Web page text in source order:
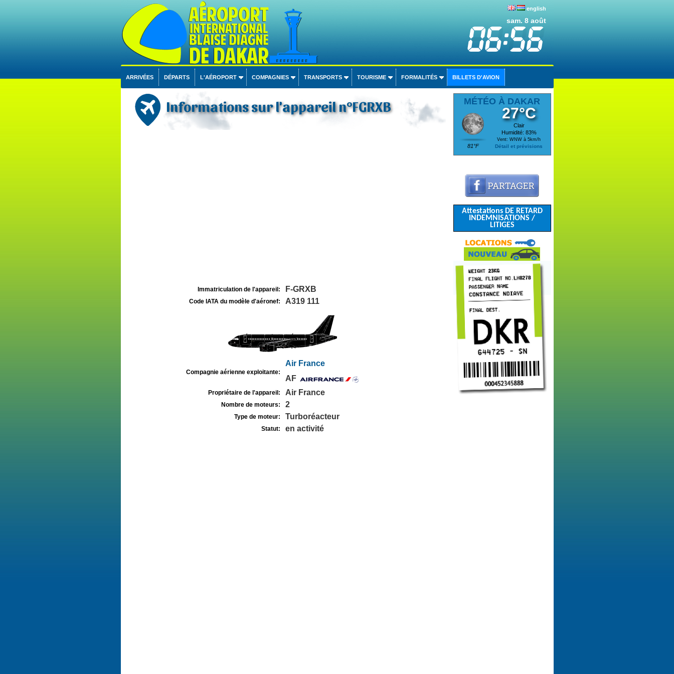
english
sam. 8 août
ARRIVÉES DÉPARTS L'AÉROPORT COMPAGNIES TRANSPORTS TOURISME FORMALITÉS BILLETS D'AVION
Informations sur l'appareil n°FGRXB
Immatriculation de l'appareil: F-GRXB
Code IATA du modèle d'aéronef: A319 111
Compagnie aérienne exploitante:
Air France
AF
Propriétaire de l'appareil: Air France
Nombre de moteurs: 2
Type de moteur: Turboréacteur
Statut: en activité
MÉTÉO À DAKAR
81°F
27°C
Clair
Humidité: 83%
Vent: WNW à 5km/h
Détail et prévisions
Attestations DE RETARD
INDEMNISATIONS /
LITIGES